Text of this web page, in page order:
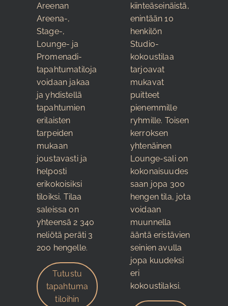
Areenan
Areena-,
Stage-,
Lounge- ja
Promenadi-
tapahtumatiloja
voidaan jakaa
ja yhdistellä
tapahtumien
erilaisten
tarpeiden
mukaan
joustavasti ja
helposti
erikokoisiksi
tiloiksi. Tilaa
saleissa on
yhteensä 2 340
neliötä peräti 3
200 hengelle.
Tutustu
tapahtuma
tiloihin
kiinteäseinäistä,
enintään 10
henkilön
Studio-
kokoustilaa
tarjoavat
mukavat
puitteet
pienemmille
ryhmille. Toisen
kerroksen
yhtenäinen
Lounge-sali on
kokonaisuudes
saan jopa 300
hengen tila, jota
voidaan
muunnella
ääntä eristävien
seinien avulla
jopa kuudeksi
eri
kokoustilaksi.